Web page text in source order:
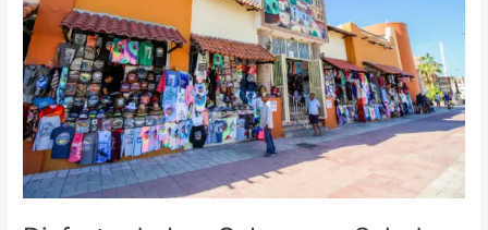
con
Salud
y
Seguridad!
Consejos
para
tu
Viaje
sin
Preocupaciones